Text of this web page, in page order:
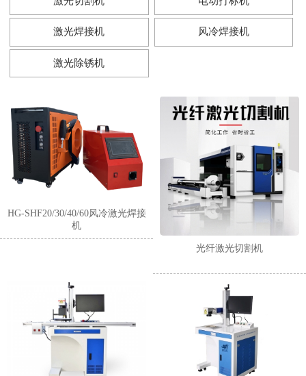
激光焊接机 风冷焊接机
激光除锈机
HG-SHF20/30/40/60风冷激光焊接
机
光纤激光切割机